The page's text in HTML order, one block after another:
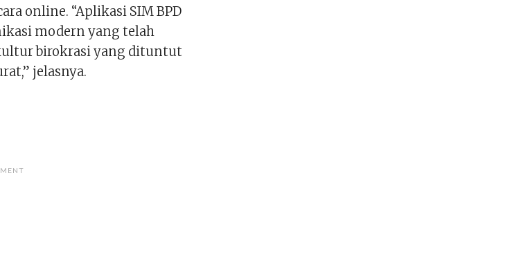
online. “Aplikasi SIM BPD
modern yang telah
birokrasi yang dituntut
jelasnya.